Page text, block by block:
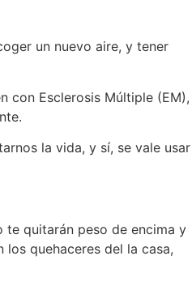
un nuevo aire, y tener
con Esclerosis Múltiple (EM),
la vida, y sí, se vale usar
te quitarán peso de encima y
quehaceres del la casa,